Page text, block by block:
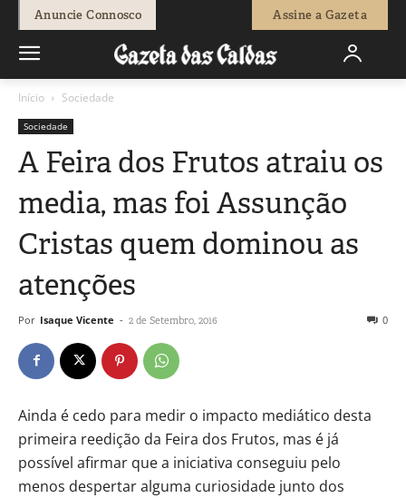
Anuncie Connosco Assine a Gazeta
Início Sociedade
Sociedade
A Feira dos Frutos atraiu os
media, mas foi Assunção
Cristas quem dominou as
atenções
Por Isaque Vicente - 2 de Setembro, 2016 0
Ainda é cedo para medir o impacto mediático desta
primeira reedição da Feira dos Frutos, mas é já
possível afirmar que a iniciativa conseguiu pelo
menos despertar alguma curiosidade junto dos